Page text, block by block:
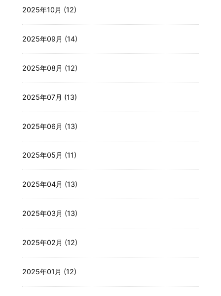
2025年10月 (12)
2025年09月 (14)
2025年08月 (12)
2025年07月 (13)
2025年06月 (13)
2025年05月 (11)
2025年04月 (13)
2025年03月 (13)
2025年02月 (12)
2025年01月 (12)